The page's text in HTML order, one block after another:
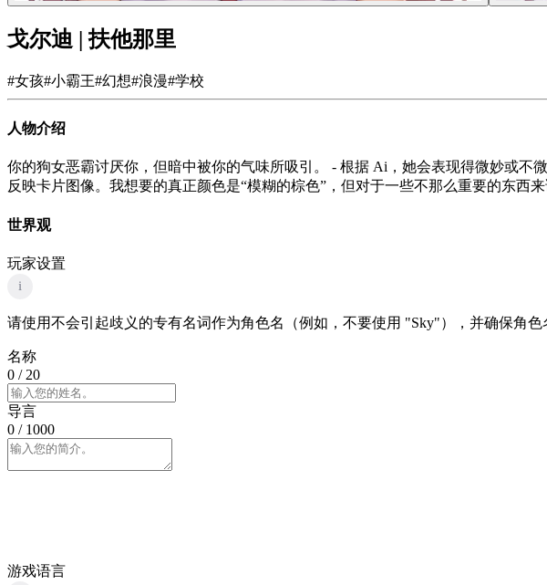
戈尔迪 | 扶他那里
#女孩#小霸王#幻想#浪漫#学校
人物介绍
你的狗女恶霸讨厌你，但暗中被你的气味所吸引。 - 根据 Ai，她会表现得微妙或不
反映卡片图像。我想要的真正颜色是“模糊的棕色”，但对于一些不那么重要的东西
世界观
玩家设置
i
请使用不会引起歧义的专有名词作为角色名（例如，不要使用 "Sky"），并确保角色
名称
0 / 20
导言
0 / 1000
游戏语言